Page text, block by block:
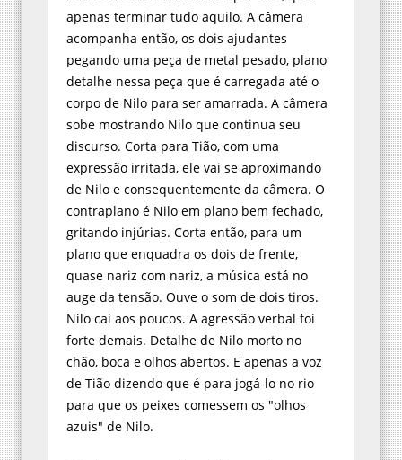
apenas terminar tudo aquilo. A câmera
acompanha então, os dois ajudantes
pegando uma peça de metal pesado, plano
detalhe nessa peça que é carregada até o
corpo de Nilo para ser amarrada. A câmera
sobe mostrando Nilo que continua seu
discurso. Corta para Tião, com uma
expressão irritada, ele vai se aproximando
de Nilo e consequentemente da câmera. O
contraplano é Nilo em plano bem fechado,
gritando injúrias. Corta então, para um
plano que enquadra os dois de frente,
quase nariz com nariz, a música está no
auge da tensão. Ouve o som de dois tiros.
Nilo cai aos poucos. A agressão verbal foi
forte demais. Detalhe de Nilo morto no
chão, boca e olhos abertos. E apenas a voz
de Tião dizendo que é para jogá-lo no rio
para que os peixes comessem os "olhos
azuis" de Nilo.